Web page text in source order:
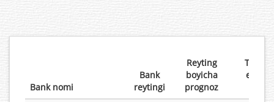
Bank nomi
Bank
reytingi
Reyting
boyicha
prognoz
etilgan